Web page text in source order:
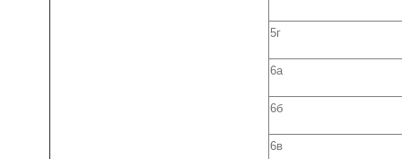
5г
6а
6б
6в